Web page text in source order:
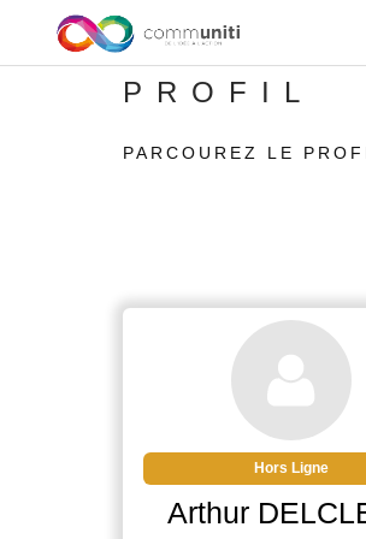
PROFIL
PARCOUREZ LE
Hors Ligne
Arthur